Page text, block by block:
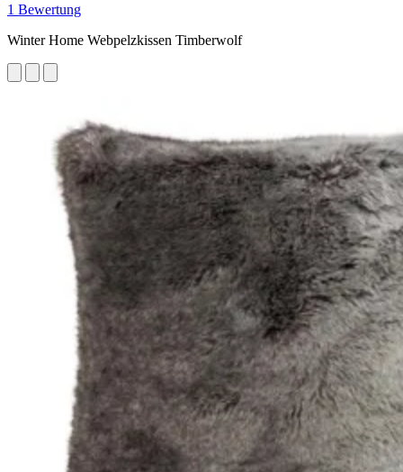
1 Bewertung
Winter Home Webpelzkissen Timberwolf